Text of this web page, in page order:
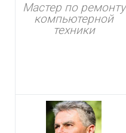
Мастер по ремонту
компьютерной
техники